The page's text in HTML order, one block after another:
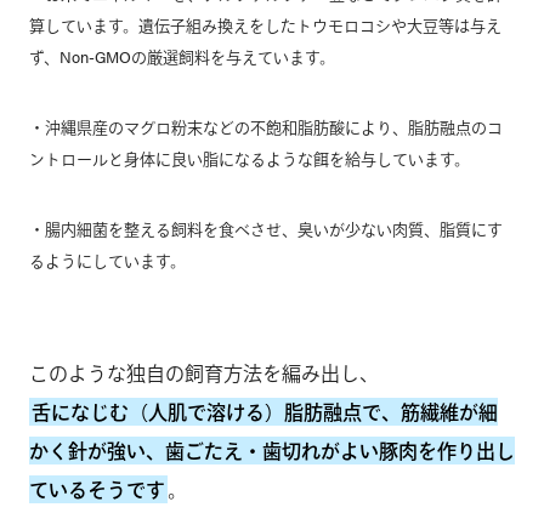
算しています。遺伝子組み換えをしたトウモロコシや大豆等は与え
ず、Non-GMOの厳選飼料を与えています。
・沖縄県産のマグロ粉末などの不飽和脂肪酸により、脂肪融点のコ
ントロールと身体に良い脂になるような餌を給与しています。
・腸内細菌を整える飼料を食べさせ、臭いが少ない肉質、脂質にす
るようにしています。
このような独自の飼育方法を編み出し、
舌になじむ（人肌で溶ける）脂肪融点で、筋繊維が細
かく針が強い、歯ごたえ・歯切れがよい豚肉を作り出し
ているそうです。